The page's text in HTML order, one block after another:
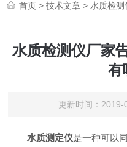
首页 >技术文章 > 水质检测
水质检测仪厂家
有
更新时间：
水质测定仪是一种可以